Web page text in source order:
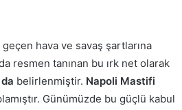
hava ve savaş şartlarına
resmen tanınan bu ırk net olarak
belirlenmiştir. Napoli Mastifi
Günümüzde bu güçlü kabul